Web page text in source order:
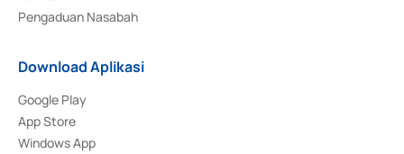
Pengaduan Nasabah
Download Aplikasi
Google Play
App Store
Windows App